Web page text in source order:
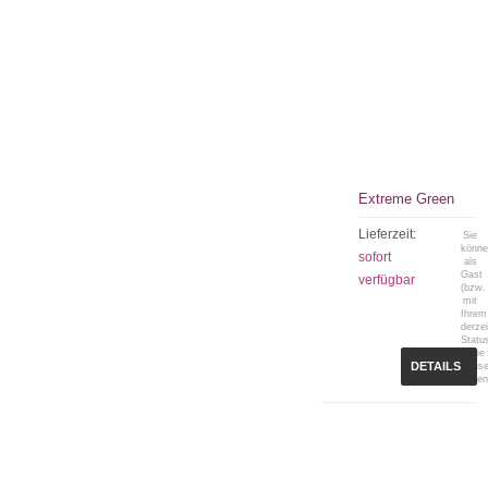
Extreme Green
Lieferzeit:
sofort
verfügbar
Sie
als
Gast
(bzw.
mit
Ihrem
keine
DETAILS